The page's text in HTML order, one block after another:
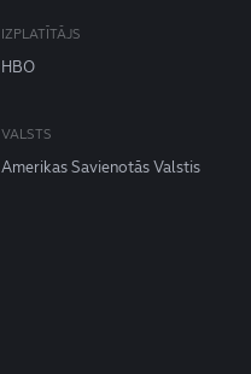
IZPLATĪTĀJS
HBO
VALSTS
Amerikas Savienotās Valstis